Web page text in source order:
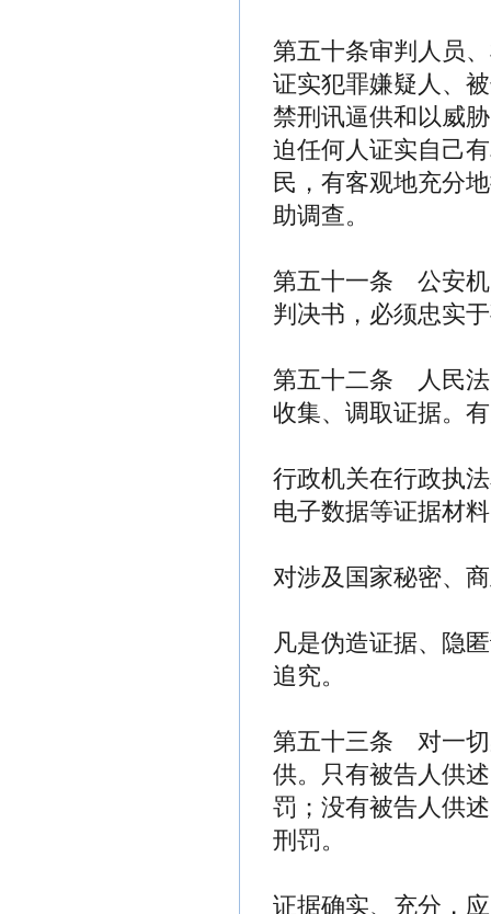
第五十条审判人员
证实犯罪嫌疑人、
禁刑讯逼供和以威
迫任何人证实自己
民，有客观地充分
助调查。
第五十一条 公安机
判决书，必须忠实
第五十二条 人民法
收集、调取证据。
行政机关在行政执
电子数据等证据材
对涉及国家秘密、
凡是伪造证据、隐
追究。
第五十三条 对一切
供。只有被告人供
罚；没有被告人供
刑罚。
证据确实、充分，